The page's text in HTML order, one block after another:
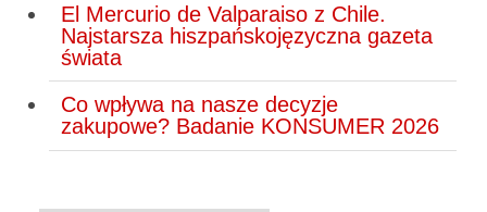
El Mercurio de Valparaiso z Chile.
Najstarsza hiszpańskojęzyczna gazeta
świata
Co wpływa na nasze decyzje
zakupowe? Badanie KONSUMER 2026